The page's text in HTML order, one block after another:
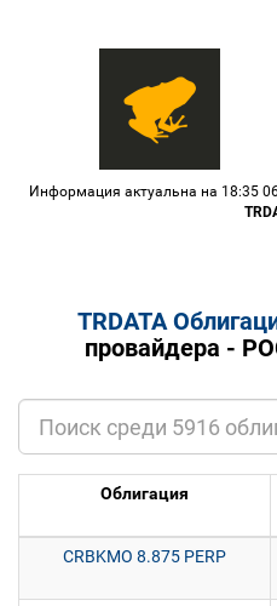
Информация актуальна на 18:35
TRDATA
провайдера -
Облигация
CRBKMO 8.875 PERP